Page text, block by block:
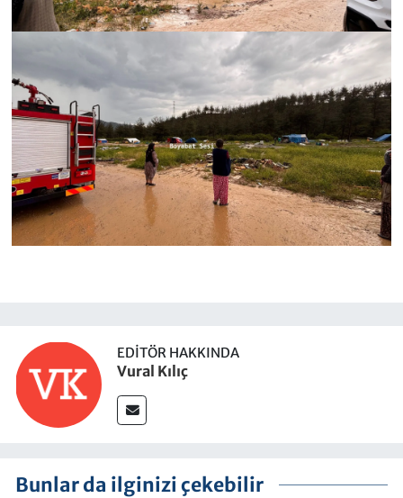
EDITÖR HAKKINDA
Vural Kılıç
Bunlar da ilginizi çekebilir